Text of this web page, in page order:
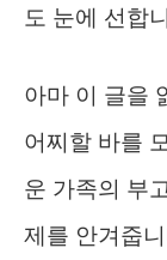
도 눈에 선합
아마 이 글을
어찌할 바를
운 가족의 부
제를 안겨줍